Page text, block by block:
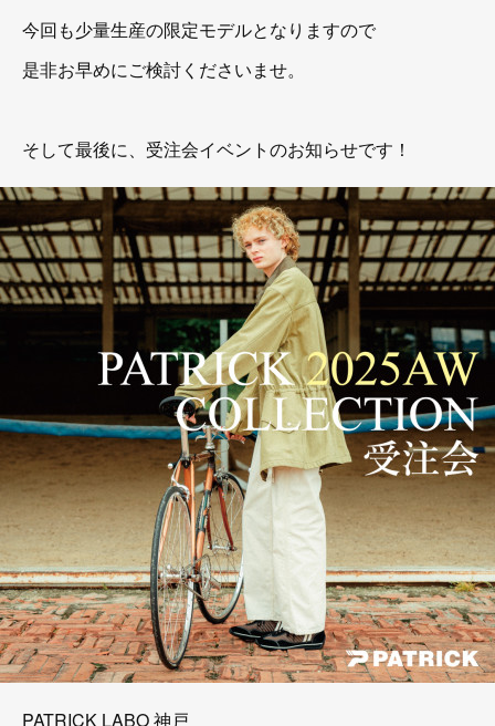
今回も少量生産の限定モデルとなりますので
是非お早めにご検討くださいませ。
そして最後に、受注会イベントのお知らせです！
PATRICK LABO 神戸